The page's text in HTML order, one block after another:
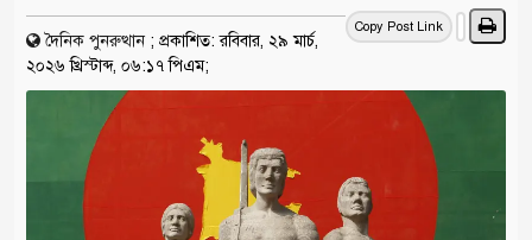
Copy Post Link
দৈনিক পুনরুত্থান ; প্রকাশিত: রবিবার, ২৯ মার্চ,
২০২৬ খ্রিস্টাব্দ, ০৬:১৭ পিএম;